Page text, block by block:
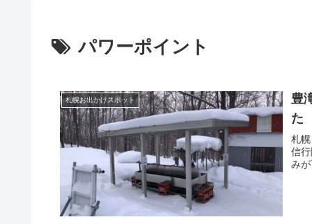
パワーポイント
札幌お出かけスポット
豊
た
札
信
み